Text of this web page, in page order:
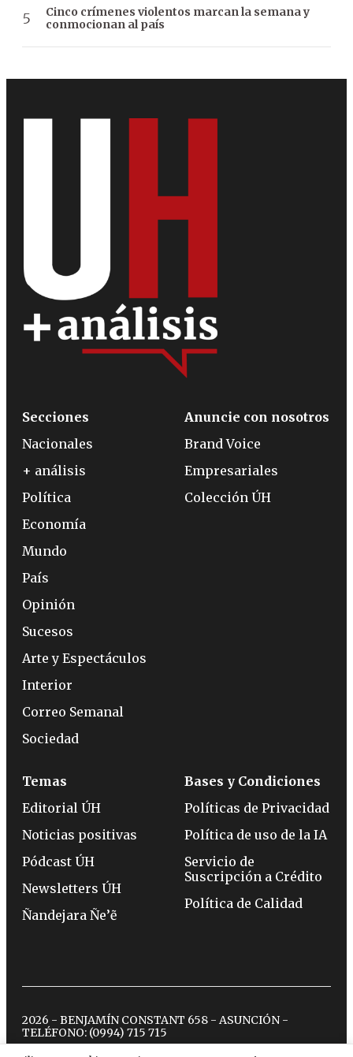
Cinco crímenes violentos marcan la semana y
conmocionan al país
Secciones
Nacionales
+ análisis
Política
Economía
Mundo
País
Opinión
Sucesos
Arte y Espectáculos
Interior
Correo Semanal
Sociedad
Anuncie con nosotros
Brand Voice
Empresariales
Colección ÚH
Temas
Editorial ÚH
Noticias positivas
Pódcast ÚH
Newsletters ÚH
Ñandejara Ñe’ẽ
Bases y Condiciones
Políticas de Privacidad
Política de uso de la IA
Servicio de
Suscripción a Crédito
Política de Calidad
2026 - BENJAMÍN CONSTANT 658 - ASUNCIÓN -
TELÉFONO: (0994) 715 715